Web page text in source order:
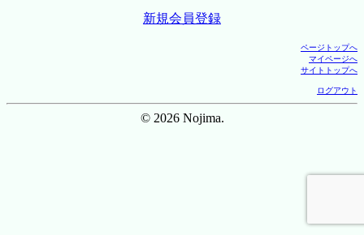
新規会員登録
ページトップへ
マイページへ
サイトトップへ
ログアウト
© 2026 Nojima.